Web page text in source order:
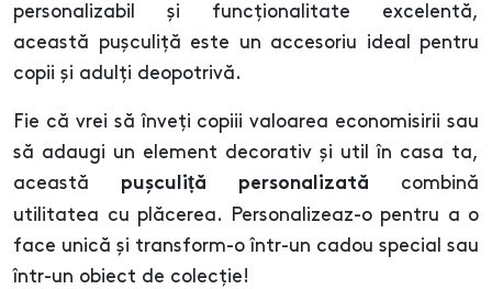
personalizabil și funcționalitate excelentă,
această pușculiță este un accesoriu ideal pentru
copii și adulți deopotrivă.
Fie că vrei să înveți copiii valoarea economisirii sau
să adaugi un element decorativ și util în casa ta,
această pușculiță personalizată combină
utilitatea cu plăcerea. Personalizeaz-o pentru a o
face unică și transform-o într-un cadou special sau
într-un obiect de colecție!